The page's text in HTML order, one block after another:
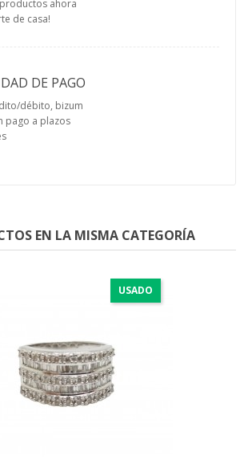
productos ahora
de casa!
DE PAGO
débito, bizum
pago a plazos
EN LA MISMA CATEGORÍA
USADO